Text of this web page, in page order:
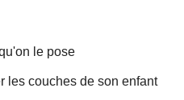
le pose
les couches de son enfant